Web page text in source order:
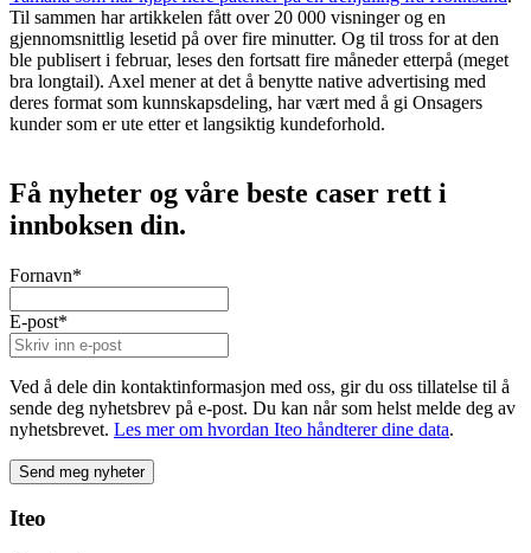
Til sammen har artikkelen fått over 20 000 visninger og en
gjennomsnittlig lesetid på over fire minutter. Og til tross for at den
ble publisert i februar, leses den fortsatt fire måneder etterpå (meget
bra longtail). Axel mener at det å benytte native advertising med
deres format som kunnskapsdeling, har vært med å gi Onsagers
kunder som er ute etter et langsiktig kundeforhold.
Få nyheter og våre beste caser rett i
innboksen din.
Fornavn*
E-post*
Ved å dele din kontaktinformasjon med oss, gir du oss tillatelse til å
sende deg nyhetsbrev på e-post. Du kan når som helst melde deg av
nyhetsbrevet. Les mer om hvordan Iteo håndterer dine data.
Iteo